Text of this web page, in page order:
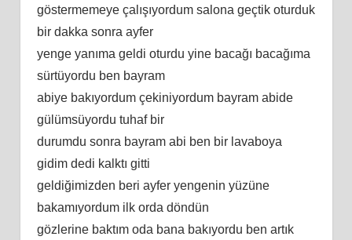
göstermemeye çalışıyordum salona geçtik oturduk
bir dakka sonra ayfer
yenge yanıma geldi oturdu yine bacağı bacağıma
sürtüyordu ben bayram
abiye bakıyordum çekiniyordum bayram abide
gülümsüyordu tuhaf bir
durumdu sonra bayram abi ben bir lavaboya
gidim dedi kalktı gitti
geldiğimizden beri ayfer yengenin yüzüne
bakamıyordum ilk orda döndün
gözlerine baktım oda bana bakıyordu ben artık